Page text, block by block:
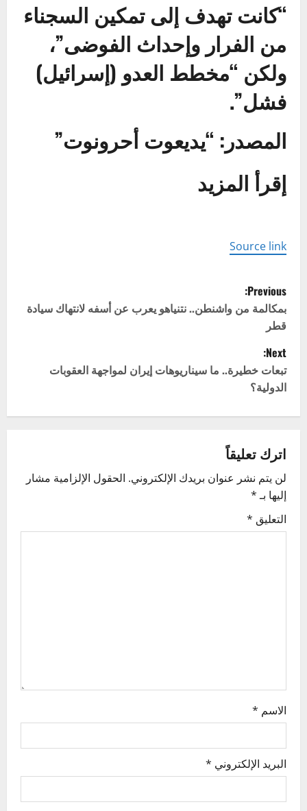
“كانت تهدف إلى تمكين السجناء
من الفرار وإحداث الفوضى”،
ولكن “مخطط العدو (إسرائيل)
فشل”.
المصدر: “يديعوت أحرونوت”
إقرأ المزيد
Source link
P
o
s
t
n
v
i
g
Previous:
بمكالمة من واشنطن.. نتنياهو يعرب عن أسفه لانتهاك سيادة
قطر
Next:
تبعات خطيرة.. ما سيناريوهات إيران لمواجهة العقوبات
الدولية؟
اترك تعليقاً
لن يتم نشر عنوان بريدك الإلكتروني. الحقول الإلزامية مشار
إليها بـ*
التعليق *
الاسم *
البريد الإلكتروني *